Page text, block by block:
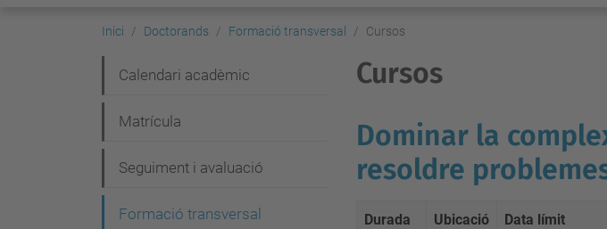
Inici Doctorands Formació transversal Cursos
Cursos
Dominar la
resoldre
Durada Ubicació
Data límit
a
v
g
Calendari acadèmic
Matrícula
Seguiment i avaluació
Formació transversal